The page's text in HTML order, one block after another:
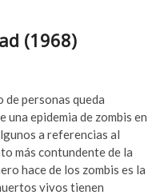
(1968)
personas queda
una epidemia de zombis en
a referencias al
más contundente de la
hace de los zombis es la
vivos tienen